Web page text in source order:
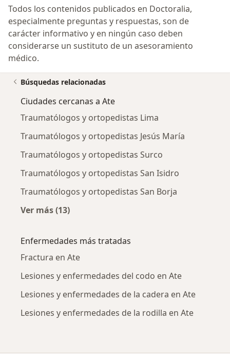
Todos los contenidos publicados en Doctoralia,
especialmente preguntas y respuestas, son de
carácter informativo y en ningún caso deben
considerarse un sustituto de un asesoramiento
médico.
Búsquedas relacionadas
Ciudades cercanas a Ate
Traumatólogos y ortopedistas Lima
Traumatólogos y ortopedistas Jesús María
Traumatólogos y ortopedistas Surco
Traumatólogos y ortopedistas San Isidro
Traumatólogos y ortopedistas San Borja
Ver más (13)
Enfermedades más tratadas
Fractura en Ate
Lesiones y enfermedades del codo en Ate
Lesiones y enfermedades de la cadera en Ate
Lesiones y enfermedades de la rodilla en Ate